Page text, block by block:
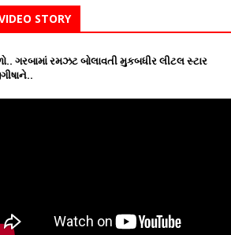
STORY
ગરબામાં રમઝટ બોલાવતી મુકબધીર લીટલ સ્ટાર